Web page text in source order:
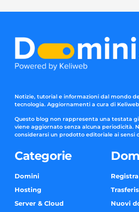
Notizie, tutorial e informazioni dal mondo
tecnologia. Aggiornamenti a cura di
Questo blog non rappresenta una testata
viene aggiornato senza alcuna periodicità.
considerarsi un prodotto editoriale ai sensi
Categorie
Domini
Hosting
Server & Cloud
Nuovi